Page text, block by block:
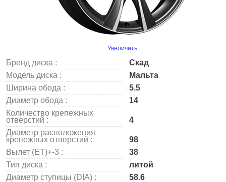
Увеличить
Бренд диска :
Скад
Модель диска :
Мальта
Ширина обода :
5.5
Диаметр обода :
14
Количество крепежных
отверстий :
4
Диаметр расположения
крепежных отверстий :
98
Вылет (ET)+-3 :
38
Тип диска :
литой
Диаметр ступицы (DIA) :
58.6